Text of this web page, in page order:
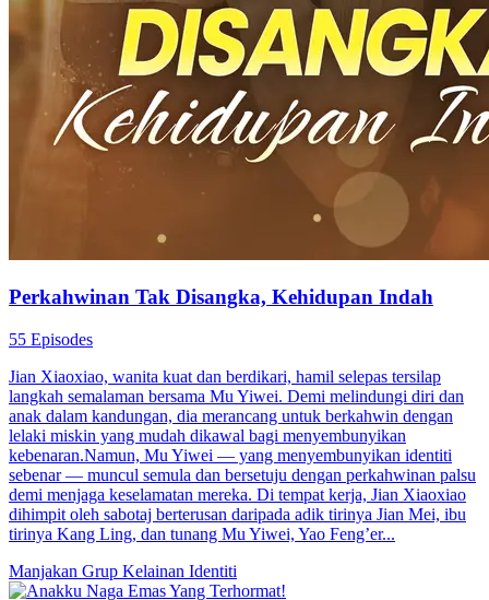
Perkahwinan Tak Disangka, Kehidupan Indah
55 Episodes
Jian Xiaoxiao, wanita kuat dan berdikari, hamil selepas tersilap
langkah semalaman bersama Mu Yiwei. Demi melindungi diri dan
anak dalam kandungan, dia merancang untuk berkahwin dengan
lelaki miskin yang mudah dikawal bagi menyembunyikan
kebenaran.Namun, Mu Yiwei — yang menyembunyikan identiti
sebenar — muncul semula dan bersetuju dengan perkahwinan palsu
demi menjaga keselamatan mereka. Di tempat kerja, Jian Xiaoxiao
dihimpit oleh sabotaj berterusan daripada adik tirinya Jian Mei, ibu
tirinya Kang Ling, dan tunang Mu Yiwei, Yao Feng’er...
Manjakan Grup Kelainan Identiti